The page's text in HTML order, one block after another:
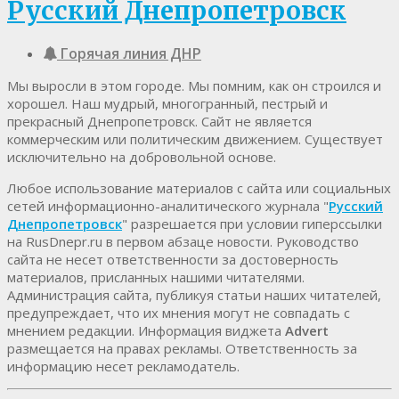
Русский Днепропетровск
Горячая линия ДНР
Мы выросли в этом городе. Мы помним, как он строился и
хорошел. Наш мудрый, многогранный, пестрый и
прекрасный Днепропетровск. Cайт не является
коммерческим или политическим движением. Существует
исключительно на добровольной основе.
Любое использование материалов c сайта или социальных
сетей информационно-аналитического журнала "Русский
Днепропетровск" разрешается при условии гиперссылки
на RusDnepr.ru в первом абзаце новости. Руководство
сайта не несет ответственности за достоверность
материалов, присланных нашими читателями.
Администрация сайта, публикуя статьи наших читателей,
предупреждает, что их мнения могут не совпадать с
мнением редакции. Информация виджета Advert
размещается на правах рекламы. Ответственность за
информацию несет рекламодатель.